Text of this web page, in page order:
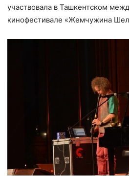
участвовала в Ташкентском
кинофестивале «Жемчужина